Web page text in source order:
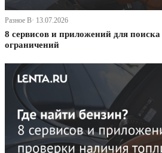
Разное В· 13.07.2026
8 сервисов и приложений для
ограничений